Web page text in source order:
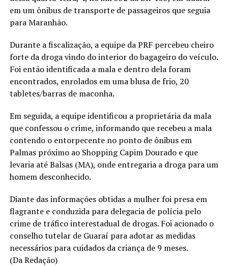
em um ônibus de transporte de passageiros que seguia
para Maranhão.
Durante a fiscalização, a equipe da PRF percebeu cheiro
forte da droga vindo do interior do bagageiro do veículo.
Foi então identificada a mala e dentro dela foram
encontrados, enrolados em uma blusa de frio, 20
tabletes/barras de maconha.
Em seguida, a equipe identificou a proprietária da mala
que confessou o crime, informando que recebeu a mala
contendo o entorpecente no ponto de ônibus em
Palmas próximo ao Shopping Capim Dourado e que
levaria até Balsas (MA), onde entregaria a droga para um
homem desconhecido.
Diante das informações obtidas a mulher foi presa em
flagrante e conduzida para delegacia de polícia pelo
crime de tráfico interestadual de drogas. Foi acionado o
conselho tutelar de Guaraí para adotar as medidas
necessários para cuidados da criança de 9 meses.
(Da Redação)